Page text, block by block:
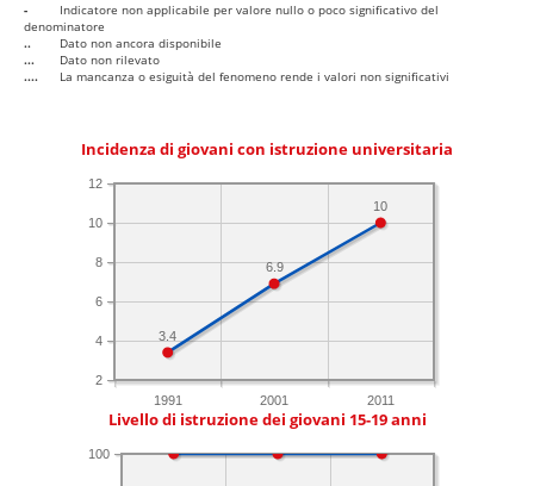
-
Indicatore non applicabile per valore nullo o poco significativo del
denominatore
..
Dato non ancora disponibile
...
Dato non rilevato
....
La mancanza o esiguità del fenomeno rende i valori non significativi
Incidenza di giovani con istruzione universitaria
1991 2001 2011
2
4
6
8
10
12
10
6.9
3.4
Livello di istruzione dei giovani 15-19 anni
100